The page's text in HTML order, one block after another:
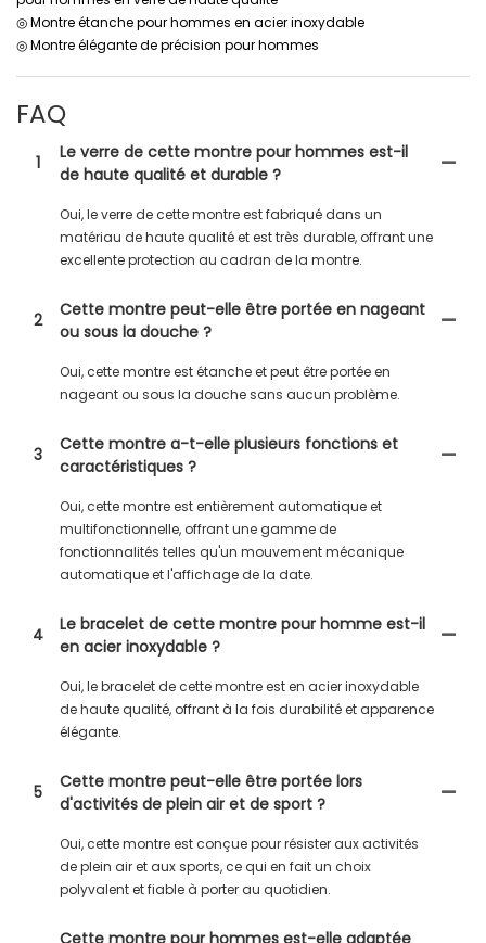
◎ Montre étanche pour hommes en acier inoxydable
◎ Montre élégante de précision pour hommes
FAQ
1
Le verre de cette montre pour hommes est-il
de haute qualité et durable ?
Oui, le verre de cette montre est fabriqué dans un
matériau de haute qualité et est très durable, offrant une
excellente protection au cadran de la montre.
2
Cette montre peut-elle être portée en nageant
ou sous la douche ?
Oui, cette montre est étanche et peut être portée en
nageant ou sous la douche sans aucun problème.
3
Cette montre a-t-elle plusieurs fonctions et
caractéristiques ?
Oui, cette montre est entièrement automatique et
multifonctionnelle, offrant une gamme de
fonctionnalités telles qu'un mouvement mécanique
automatique et l'affichage de la date.
4
Le bracelet de cette montre pour homme est-il
en acier inoxydable ?
Oui, le bracelet de cette montre est en acier inoxydable
de haute qualité, offrant à la fois durabilité et apparence
élégante.
5
Cette montre peut-elle être portée lors
d'activités de plein air et de sport ?
Oui, cette montre est conçue pour résister aux activités
de plein air et aux sports, ce qui en fait un choix
polyvalent et fiable à porter au quotidien.
Cette montre pour hommes est-elle adaptée